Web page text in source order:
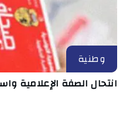
وطنية
انتحال الصفة الإعلامية